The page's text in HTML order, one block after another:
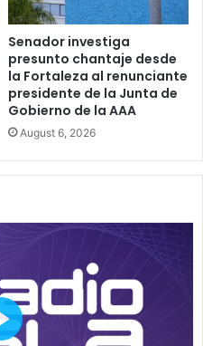
Senador investiga
presunto chantaje desde
la Fortaleza al renunciante
presidente de la Junta de
Gobierno de la AAA
August 6, 2026
P